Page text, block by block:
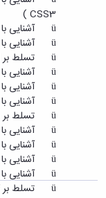
CSS3
)
ü آشنایی با شبیه‌سازهای شبکه
ü آشنایی با مفاهیم پایگاه داده
ü تسلط بر
ü آشنایی با ابزار
ü آشنایی با شبکه‌های پتری رنگی و ابزار مدلسازی
ü آشنایی با مفاهیم اولیه امنیت شبکه و مجازی‌سازی
ü تسلط بر سیستم‌عامل‌های
ü آشنایی با ابزار برنامه‌نویسی
ü آشنایی با دستگاه فیوژن
ü آشنایی با پلتفرم
ü آشنایی با
ü تسلط بر کابل‌کشی و اعمال پسیو شبکه